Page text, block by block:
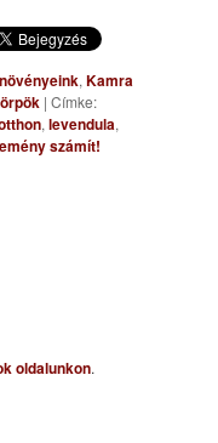
,Kamra
|Címke:
,levendula,
számít!
oldalunkon.